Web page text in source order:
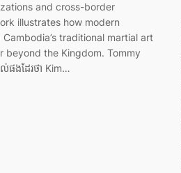
and cross-border
illustrates how modern
traditional martial art
beyond the Kingdom. Tommy
ល់ផងដែរថា Kim…